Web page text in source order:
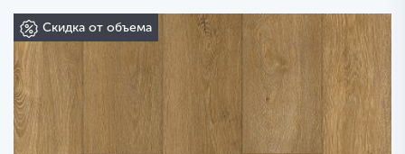
Скидка от объема